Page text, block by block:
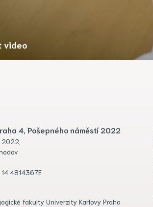
video
4, Pošepného náměstí 2022
2022,
fakulty Univerzity Karlovy Praha